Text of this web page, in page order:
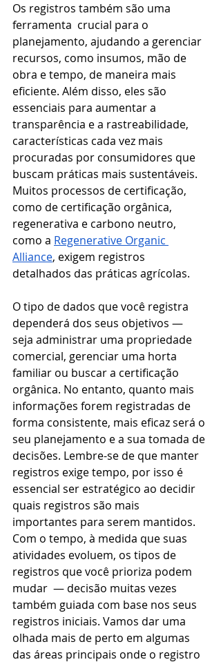
Os registros também são uma
ferramenta  crucial para o
planejamento, ajudando a gerenciar
recursos, como insumos, mão de
obra e tempo, de maneira mais
eficiente. Além disso, eles são
essenciais para aumentar a
transparência e a rastreabilidade,
características cada vez mais
procuradas por consumidores que
buscam práticas mais sustentáveis.
Muitos processos de certificação,
como de certificação orgânica,
regenerativa e carbono neutro,
como a Regenerative Organic
Alliance, exigem registros
detalhados das práticas agrícolas.
O tipo de dados que você registra
dependerá dos seus objetivos —
seja administrar uma propriedade
comercial, gerenciar uma horta
familiar ou buscar a certificação
orgânica. No entanto, quanto mais
informações forem registradas de
forma consistente, mais eficaz será o
seu planejamento e a sua tomada de
decisões. Lembre-se de que manter
registros exige tempo, por isso é
essencial ser estratégico ao decidir
quais registros são mais
importantes para serem mantidos.
Com o tempo, à medida que suas
atividades evoluem, os tipos de
registros que você prioriza podem
mudar  — decisão muitas vezes
também guiada com base nos seus
registros iniciais. Vamos dar uma
olhada mais de perto em algumas
das áreas principais onde o registro